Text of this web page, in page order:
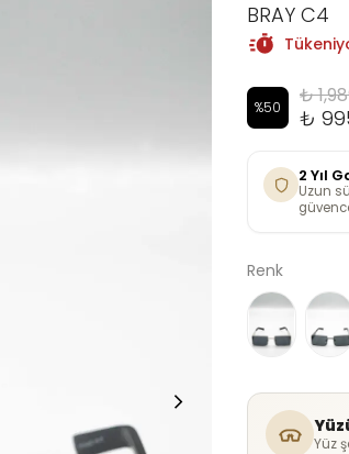
BRAY C4
%50 ₺
₺
2 Yıl
Uzun
Renk
Yüz